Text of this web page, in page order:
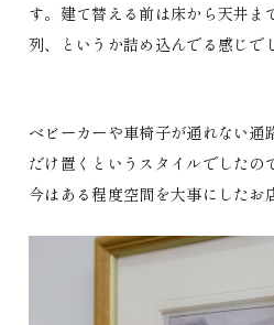
す。建て替える前は床から天井ま
列、というか詰め込んでる感じで
ベビーカーや車椅子が通れない通
だけ置くというスタイルでしたの
今はある程度空間を大事にしたお